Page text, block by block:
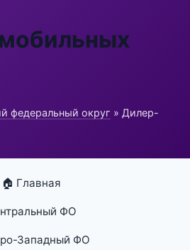
федеральный округ » Дилер-
🏠 Главная
ФО
Западный ФО